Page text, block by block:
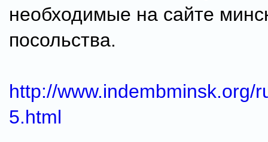
необходимые на сайте
посольства.
http://www.indembminsk.org/
5.html